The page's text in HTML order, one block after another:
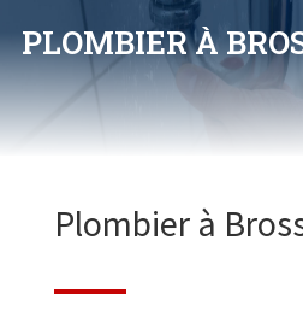
PLOMBIER À
Plombier à